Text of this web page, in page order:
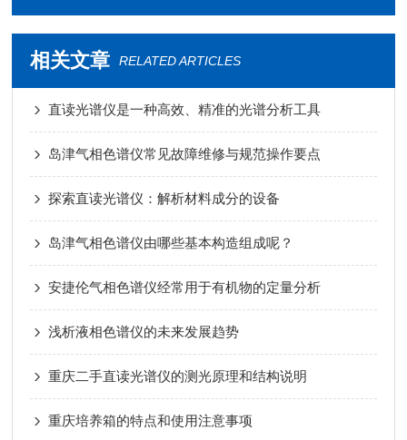
相关文章 RELATED ARTICLES
直读光谱仪是一种高效、精准的光谱分析工具
岛津气相色谱仪常见故障维修与规范操作要点
探索直读光谱仪：解析材料成分的设备
岛津气相色谱仪由哪些基本构造组成呢？
安捷伦气相色谱仪经常用于有机物的定量分析
浅析液相色谱仪的未来发展趋势
重庆二手直读光谱仪的测光原理和结构说明
重庆培养箱的特点和使用注意事项